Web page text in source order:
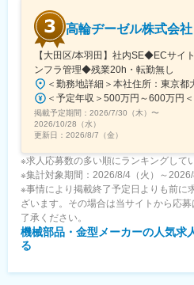
・技術的な問い合わせ、トラブル
⇒保証対象になるのかの確認・不
・資材担当へ手配依頼、出荷手
■入社後：
部品に関する見積・手配・出荷
他の仕事の実務にも関わってい
■組織構成
※営業事務は不在
変更の範囲：会社の定める業務
高輪ヂーゼル株式会社
【大田区/本羽田】社内SE◆ECサイ
ンフラ管理◆残業20h・転勤無し
掲載予定期間： 2026/7/30（木） 〜
2026/10/28（水）
更新日： 2026/8/7（金）
※求人応募数の多い順にランキングして
※集計対象期間：2026/8/4（火）～2026/
※事情により掲載終了予定日よりも前に
ざいます。その場合は当サイトから応
了承ください。
機械部品・金型メーカーの人気求
る